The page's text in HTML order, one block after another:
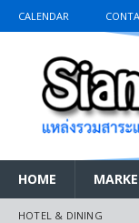
CALENDAR
HOME
HOTEL & DINING